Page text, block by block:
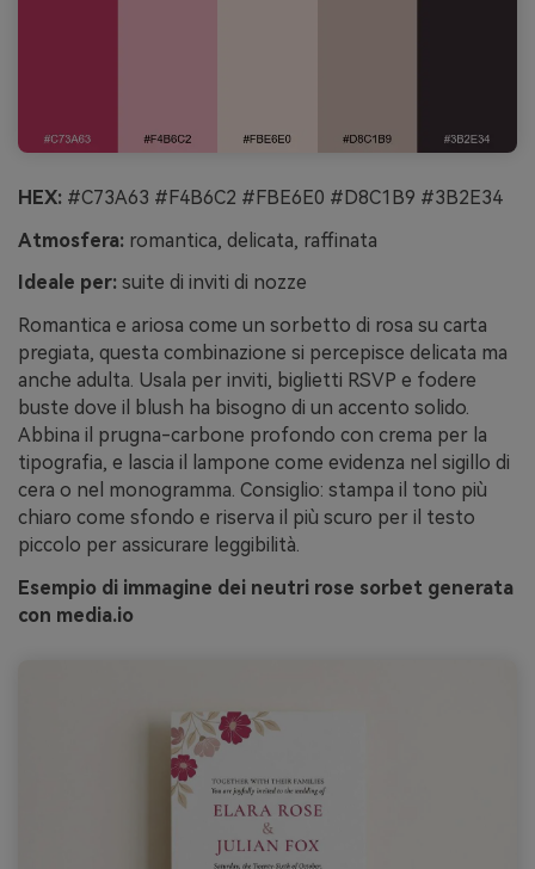
HEX: #C73A63 #F4B6C2 #FBE6E0 #D8C1B9 #3B2E34
Atmosfera: romantica, delicata, raffinata
Ideale per: suite di inviti di nozze
Romantica e ariosa come un sorbetto di rosa su carta
pregiata, questa combinazione si percepisce delicata ma
anche adulta. Usala per inviti, biglietti RSVP e fodere
buste dove il blush ha bisogno di un accento solido.
Abbina il prugna-carbone profondo con crema per la
tipografia, e lascia il lampone come evidenza nel sigillo di
cera o nel monogramma. Consiglio: stampa il tono più
chiaro come sfondo e riserva il più scuro per il testo
piccolo per assicurare leggibilità.
Esempio di immagine dei neutri rose sorbet generata
con media.io